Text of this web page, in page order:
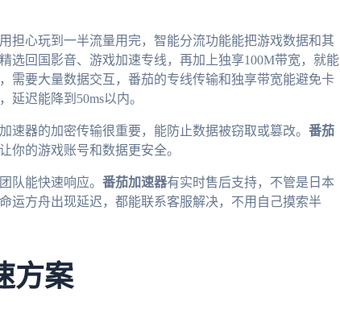
担心玩到一半流量用完，智能分流功能能把游戏数据和其
选回国影音、游戏加速专线，再加上独享100M带宽，就能
需要大量数据交互，番茄的专线传输和独享带宽能避免卡
迟能降到50ms以内。
速器的加密传输很重要，能防止数据被窃取或篡改。 番茄
你的游戏账号和数据更安全。
队能快速响应。 番茄加速器有实时售后支持，不管是日本
运方舟出现延迟，都能联系客服解决，不用自己摸索半
方案